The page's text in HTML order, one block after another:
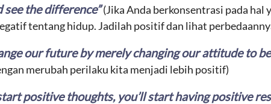
see the difference”(Jika Anda berkonsentrasi pada hal
tentang hidup. Jadilah positif dan lihat
our future by merely changing our attitude to
merubah perilaku kita menjadi lebih positif)
positivethoughts, you’ll start having positive